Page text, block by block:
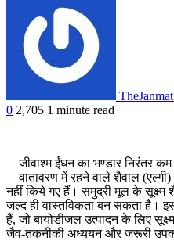
0 2,705 1 minute read
जीवाश्म ईंधन का भण्डार निरंतर
वातावरण में रहने वाले शैवाल
नहीं किये गए हैं। समुद्री मूल के सूक्ष्म
जल्द ही वास्तविकता बन सकता है।
हैं, जो बायोडीजल उत्पादन के लिए
जैव-तकनीकी अध्ययन और जरूरी